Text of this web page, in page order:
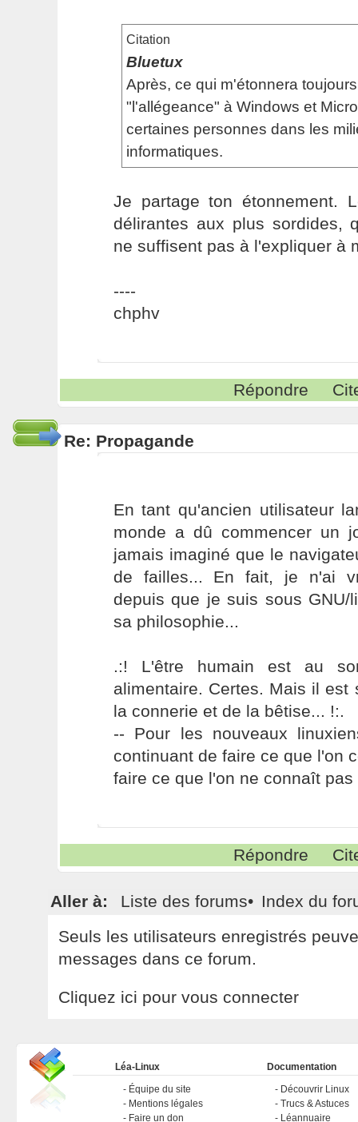
Citation
Bluetux
Après, ce qui m'étonnera
"l'allégeance" à Windows et
certaines personnes dans les
informatiques.
Je partage ton étonnement.
délirantes aux plus sordides,
ne suffisent pas à l'expliquer à
----
chphv
Répondre
Re: Propagande
En tant qu'ancien utilisateur
monde a dû commencer un
jamais imaginé que le
de failles... En fait, je n'ai
depuis que je suis sous
sa philosophie...
.:! L'être humain est au
alimentaire. Certes. Mais il est
la connerie et de la bêtise... !:.
-- Pour les nouveaux
continuant de faire ce que l'on
faire ce que l'on ne connaît pas
Répondre
Aller à: Liste des forums• Index du
Seuls les utilisateurs enregistrés
messages dans ce forum.
Cliquez ici pour vous connecter
Léa-Linux
Équipe du site
Mentions légales
Faire un don
Documentation
Découvrir Linux
Trucs & Astuces
Léannuaire